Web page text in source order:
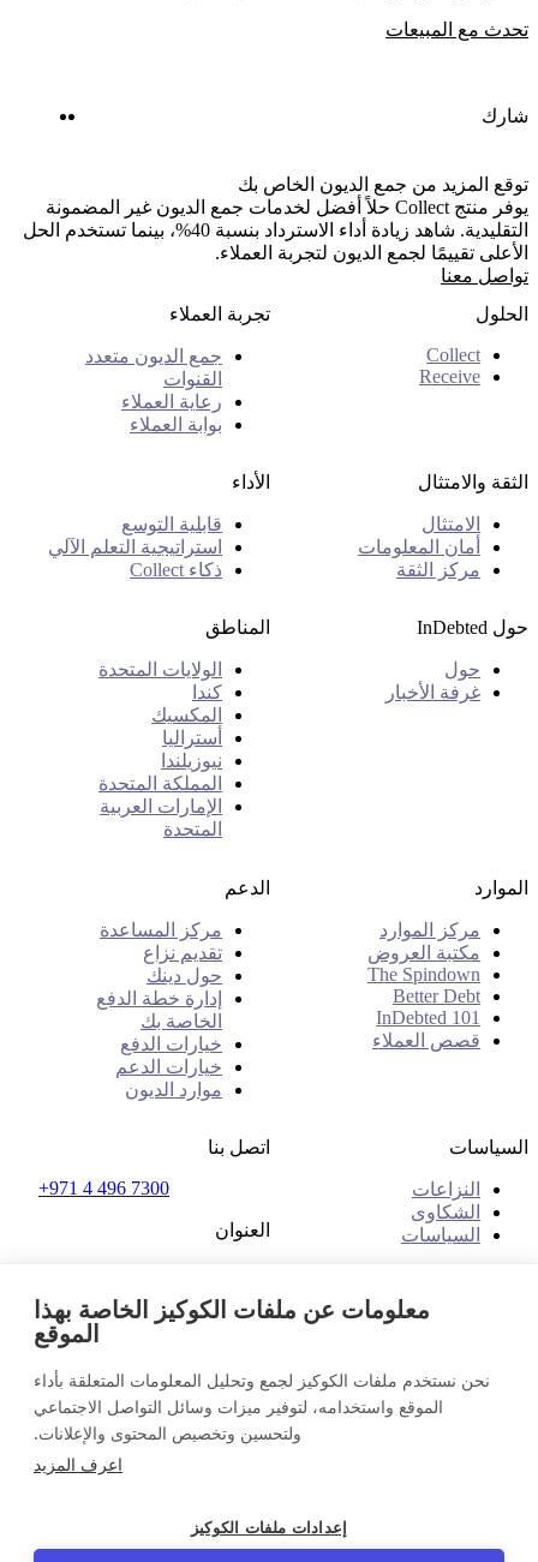
تحدث مع المبيعات
شارك
توقع المزيد من جمع الديون الخاص بك
يوفر منتج Collect حلاً أفضل لخدمات جمع الديون غير المضمونة
التقليدية. شاهد زيادة أداء الاسترداد بنسبة 40%، بينما تستخدم الحل
الأعلى تقييمًا لجمع الديون لتجربة العملاء.
تواصل معنا
الحلول
Collect
Receive
تجربة العملاء
جمع الديون متعدد
القنوات
رعاية العملاء
بوابة العملاء
الثقة والامتثال
الامتثال
أمان المعلومات
مركز الثقة
الأداء
قابلية التوسع
استراتيجية التعلم الآلي
ذكاء Collect
حول InDebted
حول
غرفة الأخبار
المناطق
الولايات المتحدة
كندا
المكسيك
أستراليا
نيوزيلندا
المملكة المتحدة
الإمارات العربية
المتحدة
الموارد
مركز الموارد
مكتبة العروض
The Spindown
Better Debt
InDebted 101
قصص العملاء
الدعم
مركز المساعدة
تقديم نزاع
حول دينك
إدارة خطة الدفع
الخاصة بك
خيارات الدفع
خيارات الدعم
موارد الديون
السياسات
النزاعات
الشكاوى
السياسات
اتصل بنا
+971 4 496 7300
العنوان
الأول
ذا بليس - بي ون مول
الإمارات العربية المتحدة (عربي)
تواصل معنا
تسجيل الدخول
LinkedIn
معلومات عن ملفات الكوكيز الخاصة بهذا
الموقع
نحن نستخدم ملفات الكوكيز لجمع وتحليل المعلومات المتعلقة بأداء
الموقع واستخدامه، لتوفير ميزات وسائل التواصل الاجتماعي
ولتحسين وتخصيص المحتوى والإعلانات.
اعرف المزيد
إعدادات ملفات الكوكيز